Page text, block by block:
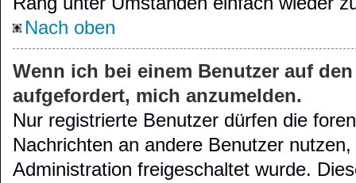
Nach oben
Wenn ich bei einem Benutzer auf
aufgefordert, mich anzumelden.
Nur registrierte Benutzer dürfen die
Nachrichten an andere Benutzer
Administration freigeschaltet wurde.